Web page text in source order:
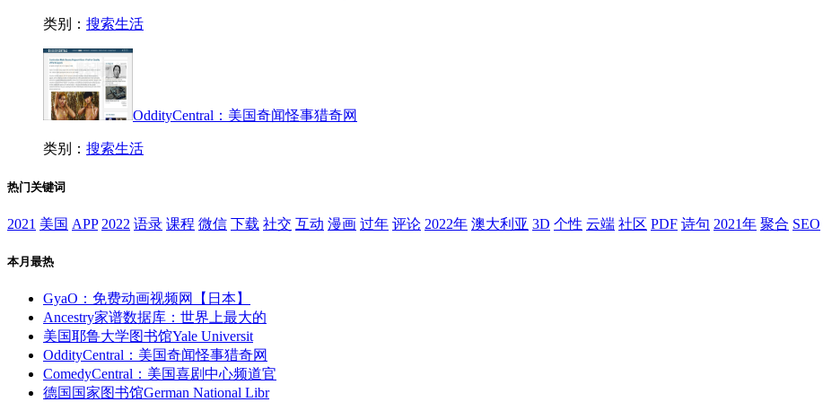
类别： 搜索生活
OddityCentral：美国奇闻怪事猎奇网
类别： 搜索生活
热门关键词
2021 美国 APP 2022 语录 课程 微信 下载 社交 互动 漫画 过年 评论 2022年 澳大利亚 3D 个性 云端 社区 PDF 诗句 2021年 聚合 SEO
本月最热
GyaO：免费动画视频网【日本】
Ancestry家谱数据库：世界上最大的
美国耶鲁大学图书馆Yale Universit
OddityCentral：美国奇闻怪事猎奇网
ComedyCentral：美国喜剧中心频道官
德国国家图书馆German National Libr